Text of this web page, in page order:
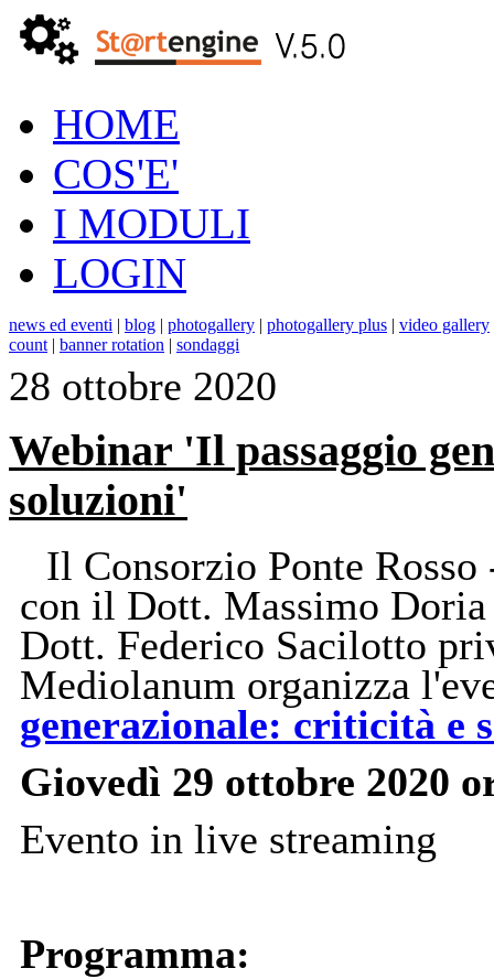
HOME
COS'E'
I MODULI
LOGIN
news ed eventi | blog | photogallery | photogallery plus | video gallery
count | banner rotation | sondaggi
28 ottobre 2020
Webinar 'Il passaggio
soluzioni'
Il Consorzio Ponte
con il Dott. Massimo
Dott. Federico Sacilotto
Mediolanum organizza
generazionale: criticità e
Giovedì 29 ottobre 2020
Evento in live streaming
Programma: